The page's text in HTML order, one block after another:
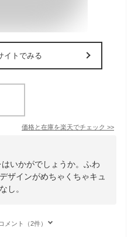
イトでみる
価格と在庫を楽天でチェック >>
いかがでしょうか。ふわ
ザインがめちゃくちゃキュ
し。
メント（2件）